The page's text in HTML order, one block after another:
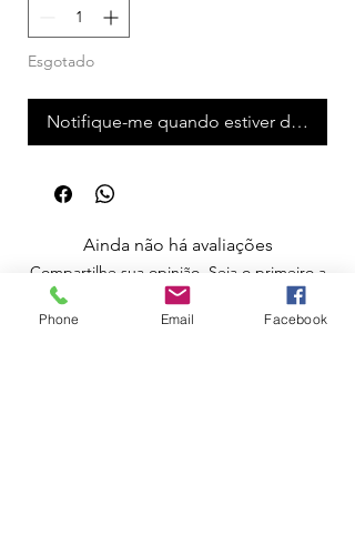
Esgotado
Notifique-me quando estiver disponível
Ainda não há avaliações
Compartilhe sua opinião. Seja o primeiro a
deixar uma avaliação.
Phone Email Facebook